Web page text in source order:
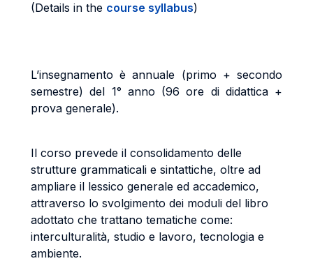
(Details in the course syllabus)
L’insegnamento è annuale (primo + secondo
semestre) del 1° anno (96 ore di didattica +
prova generale).
Il corso prevede il consolidamento delle
strutture grammaticali e sintattiche, oltre ad
ampliare il lessico generale ed accademico,
attraverso lo svolgimento dei moduli del libro
adottato che trattano tematiche come:
interculturalità, studio e lavoro, tecnologia e
ambiente.